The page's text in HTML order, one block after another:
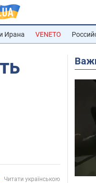
Ирана VENETO
Читати українською